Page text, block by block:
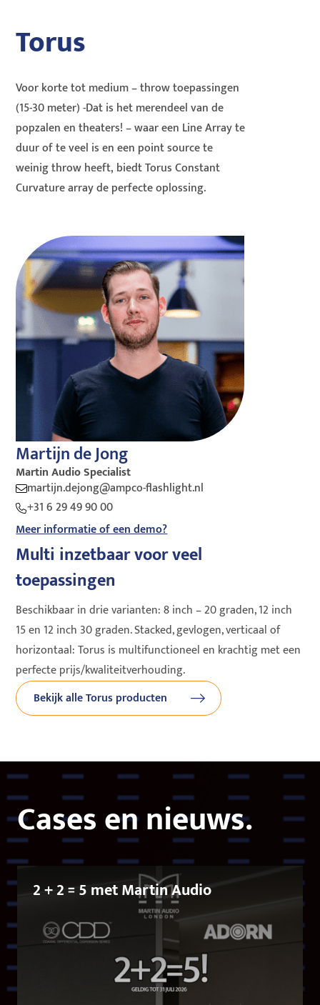
Torus
Voor korte tot medium – throw toepassingen
(15-30 meter) -Dat is het merendeel van de
popzalen en theaters! – waar een Line Array te
duur of te veel is en een point source te
weinig throw heeft, biedt Torus Constant
Curvature array de perfecte oplossing.
Martijn de Jong
Martin Audio Specialist
martijn.dejong@ampco-flashlight.nl
+31 6 29 49 90 00
Meer informatie of een demo?
Multi inzetbaar voor veel
toepassingen
Beschikbaar in drie varianten: 8 inch – 20 graden, 12 inch
15 en 12 inch 30 graden. Stacked, gevlogen, verticaal of
horizontaal: Torus is multifunctioneel en krachtig met een
perfecte prijs/kwaliteitverhouding.
Bekijk alle Torus producten
Cases en nieuws.
2 + 2 = 5 met Martin Audio